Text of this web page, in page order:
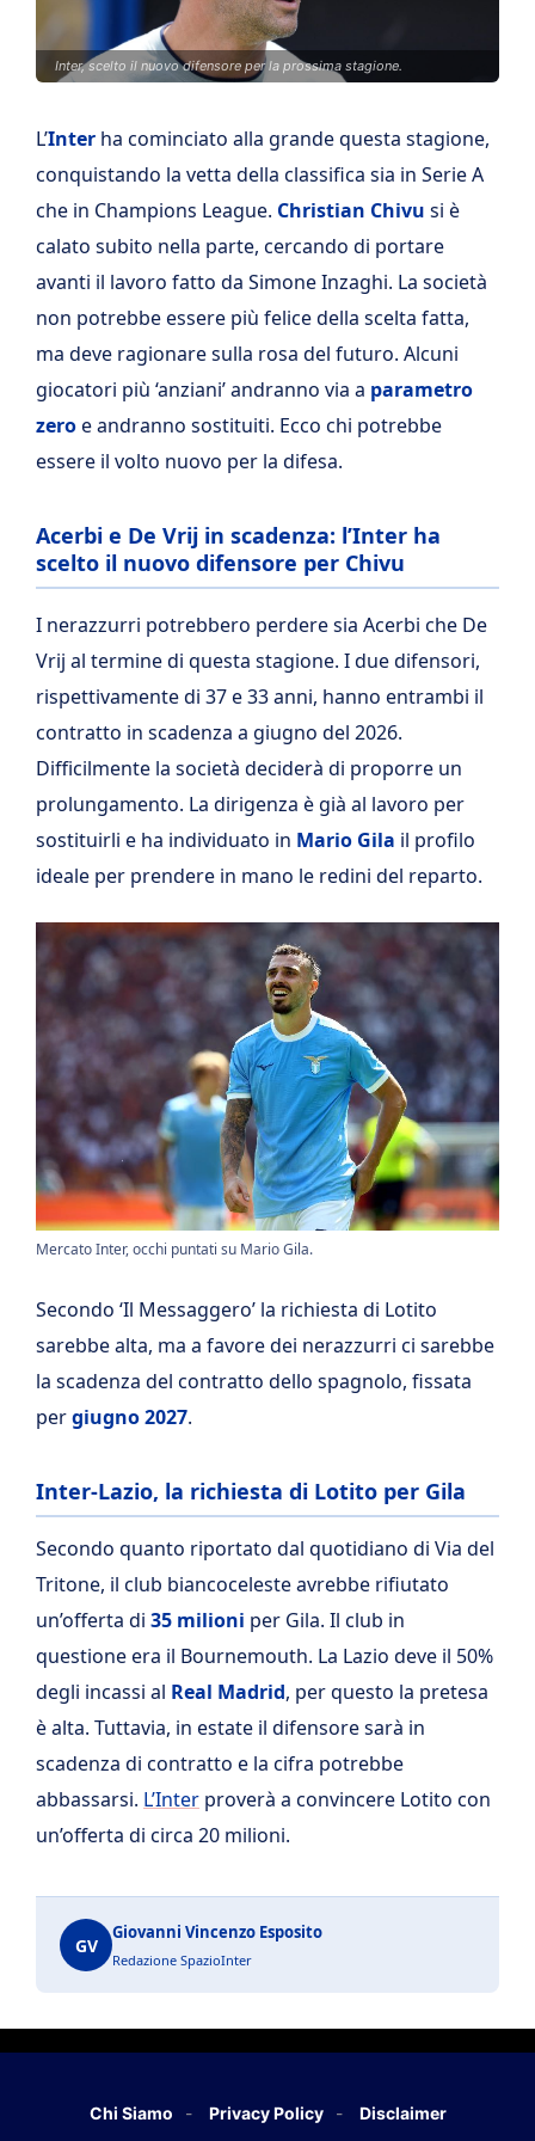
Inter, scelto il nuovo difensore per la prossima stagione.
L’Inter ha cominciato alla grande questa stagione,
conquistando la vetta della classifica sia in Serie A
che in Champions League. Christian Chivu si è
calato subito nella parte, cercando di portare
avanti il lavoro fatto da Simone Inzaghi. La società
non potrebbe essere più felice della scelta fatta,
ma deve ragionare sulla rosa del futuro. Alcuni
giocatori più ‘anziani’ andranno via a parametro
zeroe andranno sostituiti. Ecco chi potrebbe
essere il volto nuovo per la difesa.
Acerbi e De Vrij in scadenza: l’Inter ha
scelto il nuovo difensore per Chivu
I nerazzurri potrebbero perdere sia Acerbi che De
Vrij al termine di questa stagione. I due difensori,
rispettivamente di 37 e 33 anni, hanno entrambi il
contratto in scadenza a giugno del 2026.
Difficilmente la società deciderà di proporre un
prolungamento. La dirigenza è già al lavoro per
sostituirli e ha individuato in Mario Gila il profilo
ideale per prendere in mano le redini del reparto.
Mercato Inter, occhi puntati su Mario Gila.
Secondo ‘Il Messaggero’ la richiesta di Lotito
sarebbe alta, ma a favore dei nerazzurri ci sarebbe
la scadenza del contratto dello spagnolo, fissata
pergiugno 2027.
Inter-Lazio, la richiesta di Lotito per Gila
Secondo quanto riportato dal quotidiano di Via del
Tritone, il club biancoceleste avrebbe rifiutato
un’offerta di 35 milioni per Gila. Il club in
questione era il Bournemouth. La Lazio deve il 50%
degli incassi al Real Madrid, per questo la pretesa
è alta. Tuttavia, in estate il difensore sarà in
scadenza di contratto e la cifra potrebbe
abbassarsi. L’Inter proverà a convincere Lotito con
un’offerta di circa 20 milioni.
GV
Giovanni Vincenzo Esposito
Redazione SpazioInter
Chi Siamo Privacy Policy Disclaimer